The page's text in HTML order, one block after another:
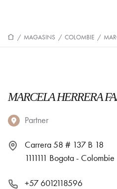
/ MAGASINS / COLOMBIE /
MARCELA HERRERA
Partner
Carrera 58 # 137 B 18
1111111 Bogota - Colombie
+57 6012118596